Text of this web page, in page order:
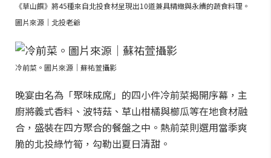
《草山饌》將45種來自北投食材呈現出10道兼具精緻與永續的蔬食料理。
圖片來源｜北投老爺
冷前菜。圖片來源｜蘇祐萱攝影
晚宴由名為「聚味成席」的四小件冷前菜揭開序幕，主
廚將義式香料、波特菇、草山柑橘與櫛瓜等在地食材融
合，盛裝在四方聚合的餐盤之中。熱前菜則選用當季爽
脆的北投綠竹筍，勾勒出夏日清甜。